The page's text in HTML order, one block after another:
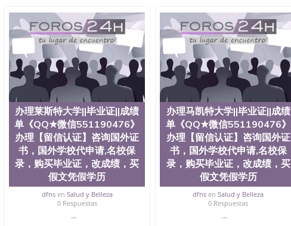
本科毕业证怎么办理QQ微信551190476国外大学文凭真制作QQ微信
信551190476国外大学有毕业证QQ微信551190476办理国外毕业证价
微信551190476办理国外文凭要交定金吗QQ微信551190476办国外可
真文凭可信吗QQ微信551190476学士学位证书查询机构QQ微信
信551190476如何办理学历认证QQ微信551190476海外文凭认证办理QQ
Jose State University, 又译为“圣荷西州立大学”）成立于1857年，简
一，也是美西地区的公立大学之一。位于圣何塞市San Jose中心，占地
州的著名综合性公立大学，它以极高的就业率，全美名列前茅的毕业薪
本科教育质量，被《福克斯》杂志评选为全美50强公立综合性大学，
外学生前往求学。 至今，这是一所在世界上享有学术地位、声誉、实
获誉为美国本科教育质量的核心代表。其计算机系与会计系更是在当
毕业生大多可以在其所处地域的世界硅谷中心得到工作机会。许多硅
提供许多相应科系的实习机会。无论是加州大学系统(UC)，还是加州
都占据着加州所有大学中的地理位置。 圣何塞州立大学座落于硅谷
何塞地区为全美的重要科技中心。约有学生三万人，超过134种学士学
余国的学生来此就读。其有名的科系如计算机科学，电子工程学，工
，深受性肯定及好评；而各种大学部和研究所的商学课程也吸引了众多
。 二、办理流程： 1、收集客户办理信息； 2、客户付定金下单； 3、
4、电子图做好发给客户确认； 5、电子图确认好转成品部做成品； 6、
办理莱斯特大学||毕业证||成绩
单《QQ★微信551190476》
办理【留信认证】咨询国外证
书，国外学校代申请,名校保
录，购买毕业证，改成绩，买
假文凭假学历
dfnsen Salud y Belleza
0 Respuestas
...
办理马凯特大学||毕业证||成绩
单《QQ★微信551190476》
办理【留信认证】咨询国外证
书，国外学校代申请,名校保
录，购买毕业证，改成绩，买
假文凭假学历
dfns enSalud y Belleza
0 Respuestas
...